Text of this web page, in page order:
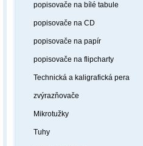
popisovače na bílé tabule
popisovače na CD
popisovače na papír
popisovače na flipcharty
Technická a kaligrafická pera
zvýrazňovače
Mikrotužky
Tuhy